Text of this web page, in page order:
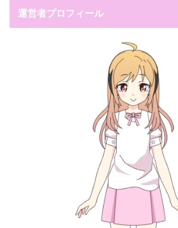
運営者プロフィール